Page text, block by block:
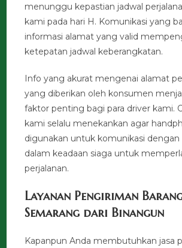
menunggu kepastian jadwal
kami pada hari H. Komunikasi yang
informasi alamat yang valid
ketepatan jadwal keberangkatan.
Info yang akurat mengenai alamat
yang diberikan oleh konsumen
faktor penting bagi para driver kami.
kami selalu menekankan agar
digunakan untuk komunikasi
dalam keadaan siaga untuk
perjalanan.
Layanan Pengiriman
Semarang dari Binangun
Kapanpun Anda membutuhkan jasa